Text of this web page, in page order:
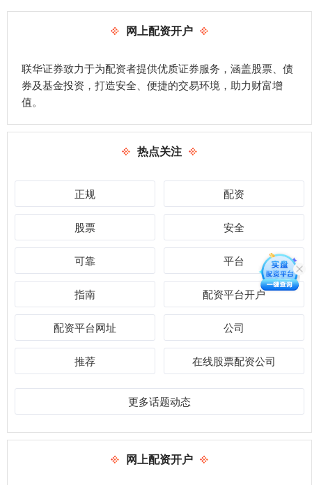
网上配资开户
联华证券致力于为配资者提供优质证券服务，涵盖股票、债
券及基金投资，打造安全、便捷的交易环境，助力财富增
值。
热点关注
正规 配资
股票 安全
可靠 平台
指南 配资平台开户
配资平台网址 公司
推荐 在线股票配资公司
更多话题动态
网上配资开户